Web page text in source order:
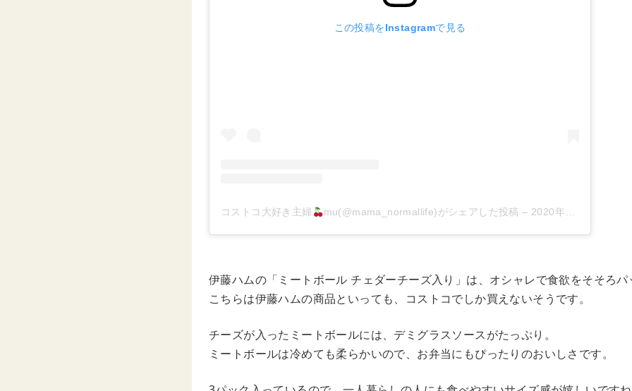
この投稿をInstagramで見る
コストコ大好き主婦 mu(@mama_normallife)がシェアした投稿 – 2020年10月月17日午前5時15分PDT
伊藤ハムの「ミートボール チェダーチーズ入り」は、オシャレで食欲をそそろ
こちらは伊藤ハムの商品といっても、コストコでしか買えないそうです。
チーズが入ったミートボールには、デミグラスソースがたっぷり。
ミートボールは冷めても柔らかいので、お弁当にもぴったりのおいしさです。